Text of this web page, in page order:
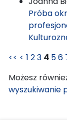
Próba
<< < 1 23 4 56
Możesz
wyszukiwanie